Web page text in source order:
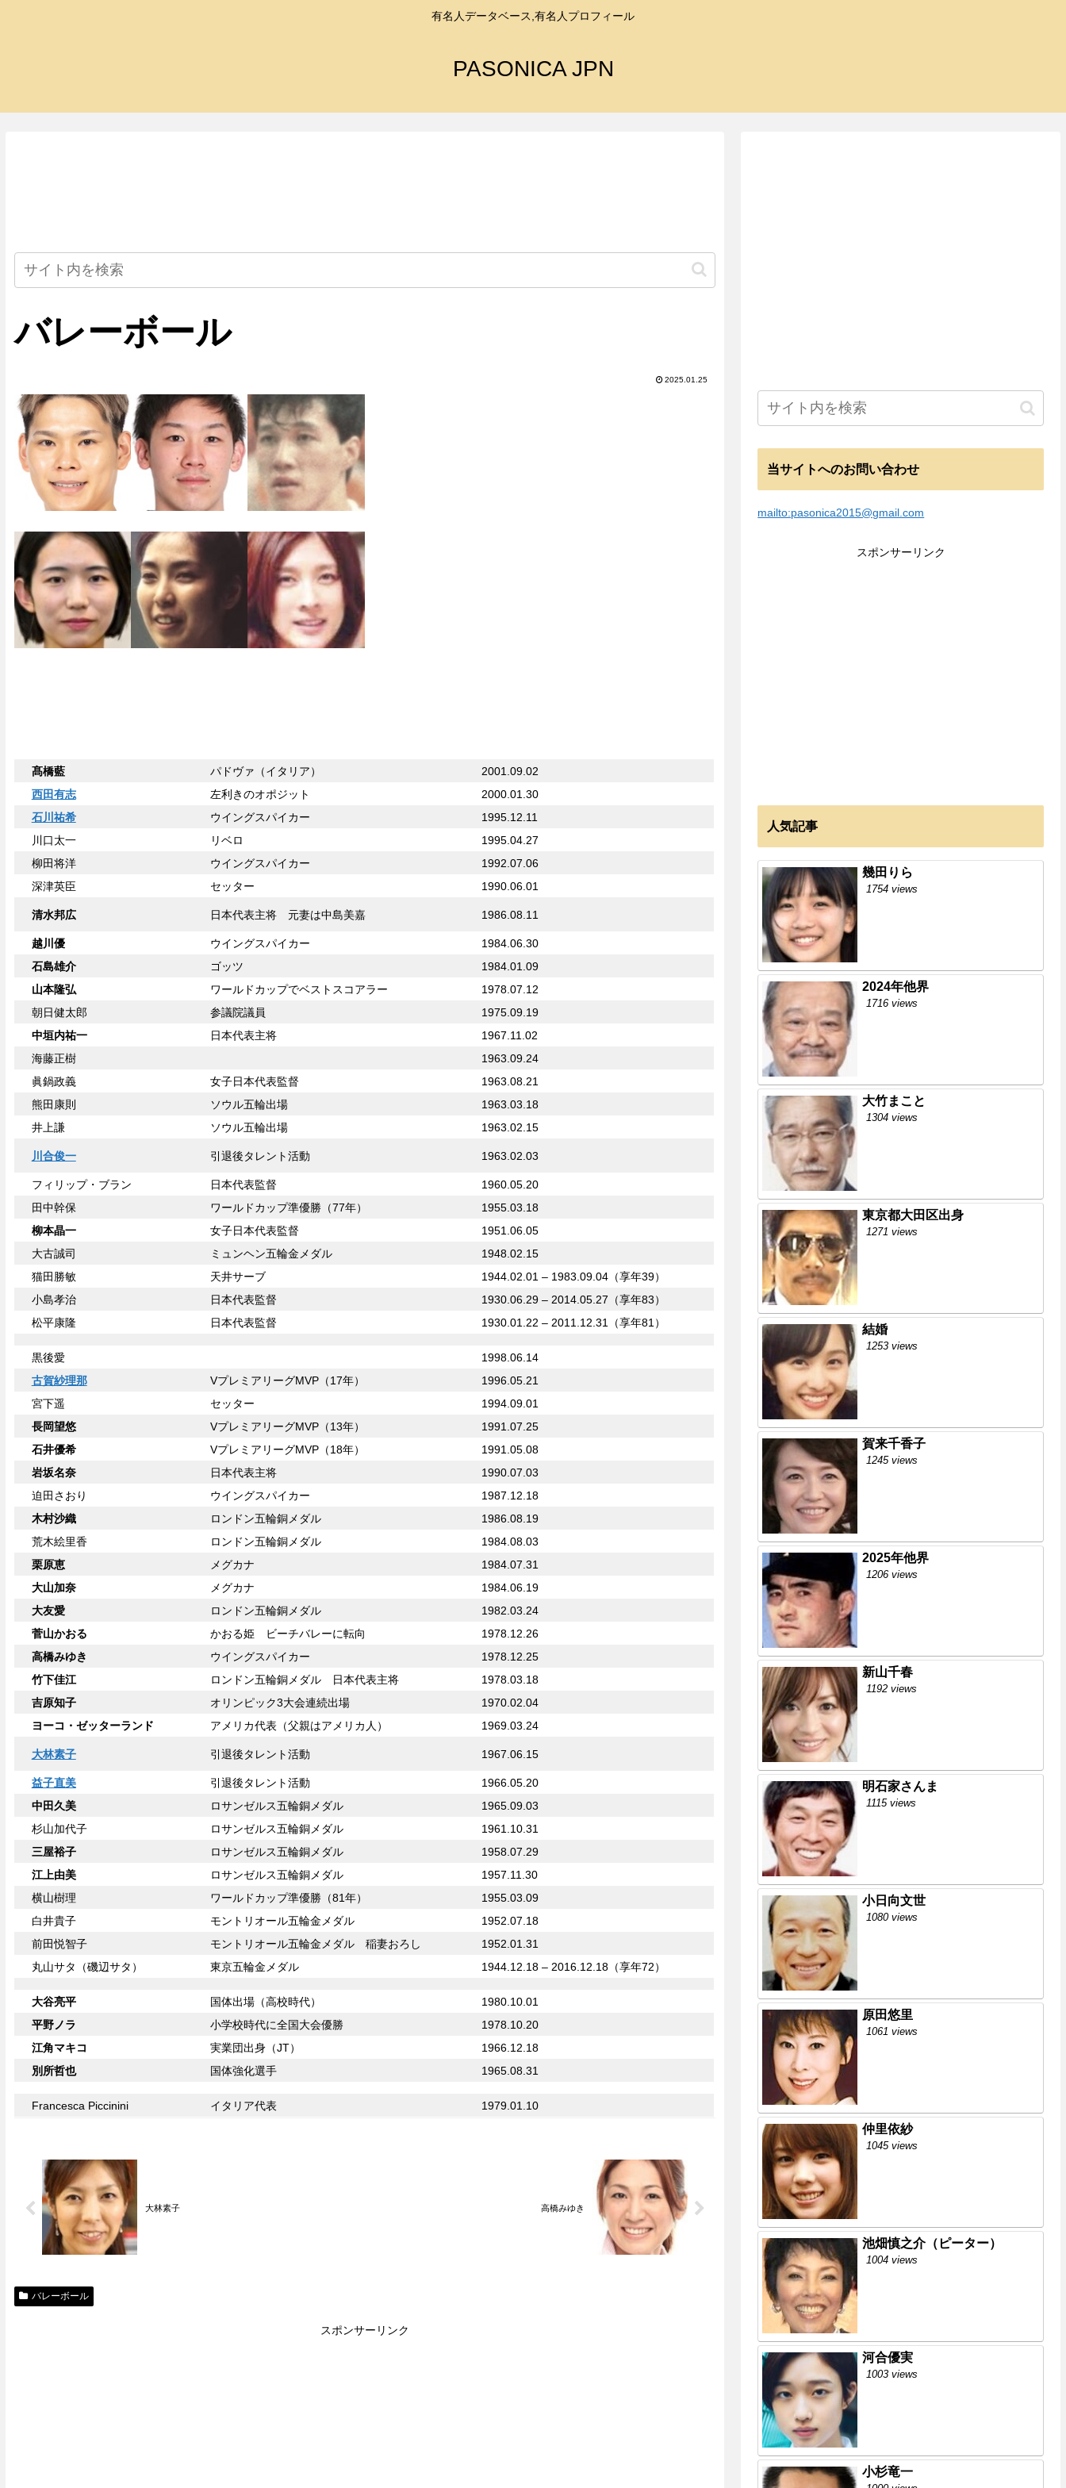
有名人データベース,有名人プロフィール
PASONICA JPN
バレーボール
2025.01.25
髙橋藍 パドヴァ（イタリア）
2001.09.02
西田有志
左利きのオポジット
2000.01.30
石川祐希
ウイングスパイカー
1995.12.11
川口太一
リベロ
1995.04.27
柳田将洋
ウイングスパイカー
1992.07.06
深津英臣
セッター 1990.06.01
清水邦広 日本代表主将 元妻は中島美嘉 1986.08.11
越川優 ウイングスパイカー
1984.06.30
石島雄介
ゴッツ
1984.01.09
山本隆弘
ワールドカップでベストスコアラー
1978.07.12
朝日健太郎
参議院議員
1975.09.19
中垣内祐一
日本代表主将
1967.11.02
海藤正樹
1963.09.24
眞鍋政義
女子日本代表監督
1963.08.21
熊田康則
ソウル五輪出場
1963.03.18
井上謙
ソウル五輪出場 1963.02.15
川合俊一 引退後タレント活動 1963.02.03
フィリップ・ブラン 日本代表監督
1960.05.20
田中幹保
ワールドカップ準優勝（77年）
1955.03.18
柳本晶一
女子日本代表監督
1951.06.05
大古誠司
ミュンヘン五輪金メダル
1948.02.15
猫田勝敏
天井サーブ
1944.02.01 – 1983.09.04（享年39）
小島孝治
日本代表監督
1930.06.29 – 2014.05.27（享年83）
松平康隆
日本代表監督 1930.01.22 – 2011.12.31（享年81）
黒後愛
1998.06.14
古賀紗理那
VプレミアリーグMVP（17年）
1996.05.21
宮下遥
セッター
1994.09.01
長岡望悠
VプレミアリーグMVP（13年）
1991.07.25
石井優希
VプレミアリーグMVP（18年）
1991.05.08
岩坂名奈
日本代表主将
1990.07.03
迫田さおり
ウイングスパイカー
1987.12.18
木村沙織
ロンドン五輪銅メダル
1986.08.19
荒木絵里香
ロンドン五輪銅メダル
1984.08.03
栗原恵
メグカナ
1984.07.31
大山加奈
メグカナ
1984.06.19
大友愛
ロンドン五輪銅メダル
1982.03.24
菅山かおる
かおる姫 ビーチバレーに転向
1978.12.26
高橋みゆき
ウイングスパイカー
1978.12.25
竹下佳江
ロンドン五輪銅メダル 日本代表主将
1978.03.18
吉原知子
オリンピック3大会連続出場
1970.02.04
ヨーコ・ゼッターランド
アメリカ代表（父親はアメリカ人） 1969.03.24
大林素子 引退後タレント活動 1967.06.15
益子直美 引退後タレント活動
1966.05.20
中田久美
ロサンゼルス五輪銅メダル
1965.09.03
杉山加代子
ロサンゼルス五輪銅メダル
1961.10.31
三屋裕子
ロサンゼルス五輪銅メダル
1958.07.29
江上由美
ロサンゼルス五輪銅メダル
1957.11.30
横山樹理
ワールドカップ準優勝（81年）
1955.03.09
白井貴子
モントリオール五輪金メダル
1952.07.18
前田悦智子
モントリオール五輪金メダル 稲妻おろし
1952.01.31
丸山サタ（磯辺サタ）
東京五輪金メダル 1944.12.18 – 2016.12.18（享年72）
大谷亮平 国体出場（高校時代）
1980.10.01
平野ノラ
小学校時代に全国大会優勝
1978.10.20
江角マキコ
実業団出身（JT）
1966.12.18
別所哲也
国体強化選手 1965.08.31
Francesca Piccinini イタリア代表 1979.01.10
大林素子 高橋みゆき
バレーボール
スポンサーリンク
当サイトへのお問い合わせ
mailto:pasonica2015@gmail.com
スポンサーリンク
人気記事
幾田りら
1754 views
2024年他界
1716 views
大竹まこと
1304 views
東京都大田区出身
1271 views
結婚
1253 views
賀来千香子
1245 views
2025年他界
1206 views
新山千春
1192 views
明石家さんま
1115 views
小日向文世
1080 views
原田悠里
1061 views
仲里依紗
1045 views
池畑慎之介（ピーター）
1004 views
河合優実
1003 views
小杉竜一